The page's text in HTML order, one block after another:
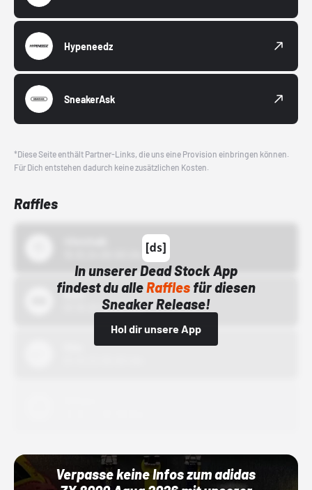
Hypeneedz
SneakerAsk
*Diese Seite enthält Partner-Links, die uns eine Provision einbringen können.
Für Dich entstehen dadurch keine zusätzlichen Kosten.
Raffles
In unserer Dead Stock App
findest du alleRafflesfür diesen
Sneaker Release!
Hol dir unsere App
Bstn
01.10.22 00:00 Uhr
Verpasse keine Infos zum adidas